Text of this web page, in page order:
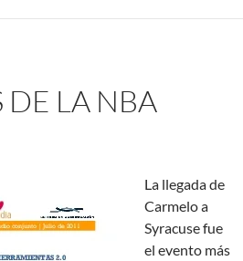
DE LA NBA
La llegada de
Carmelo a
Syracuse fue
el evento más